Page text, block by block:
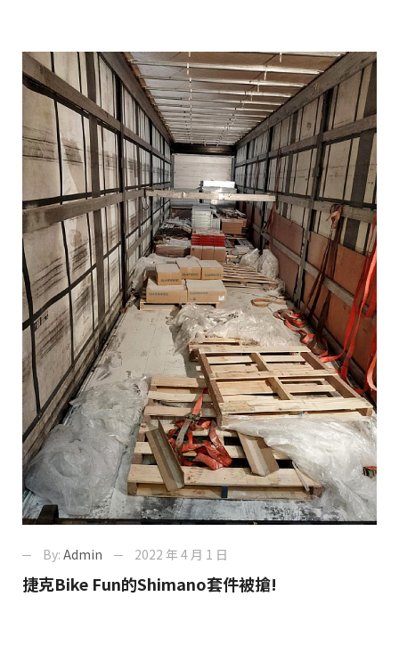
By: Admin 2022 年 4 月 1 日
捷克Bike Fun的Shimano套件被搶!